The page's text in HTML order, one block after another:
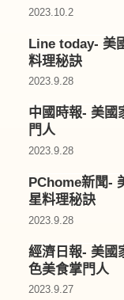
2023.10.2
Line today- 美
料理秘訣
2023.9.28
中國時報- 美國
門人
2023.9.28
PChome新聞-
星料理秘訣
2023.9.28
經濟日報- 美國
色美食掌門人
2023.9.27